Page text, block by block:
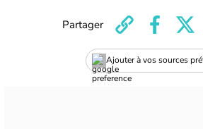
Ajouter à vos sources
Partager